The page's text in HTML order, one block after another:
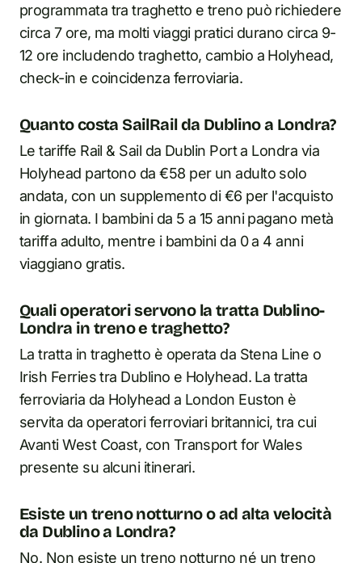
programmata tra traghetto e treno può richiedere
circa 7 ore, ma molti viaggi pratici durano circa 9-
12 ore includendo traghetto, cambio a Holyhead,
check-in e coincidenza ferroviaria.
Quanto costa SailRail da Dublino a Londra?
Le tariffe Rail & Sail da Dublin Port a Londra via
Holyhead partono da €58 per un adulto solo
andata, con un supplemento di €6 per l'acquisto
in giornata. I bambini da 5 a 15 anni pagano metà
tariffa adulto, mentre i bambini da 0 a 4 anni
viaggiano gratis.
Quali operatori servono la tratta Dublino-
Londra in treno e traghetto?
La tratta in traghetto è operata da Stena Line o
Irish Ferries tra Dublino e Holyhead. La tratta
ferroviaria da Holyhead a London Euston è
servita da operatori ferroviari britannici, tra cui
Avanti West Coast, con Transport for Wales
presente su alcuni itinerari.
Esiste un treno notturno o ad alta velocità
da Dublino a Londra?
No. Non esiste un treno notturno né un treno